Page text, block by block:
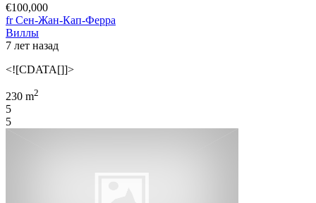
€100,000
fr Сен-Жан-Кап-Ферра
Виллы
7 лет назад
<![CDATA[]]>
230 m2
5
5